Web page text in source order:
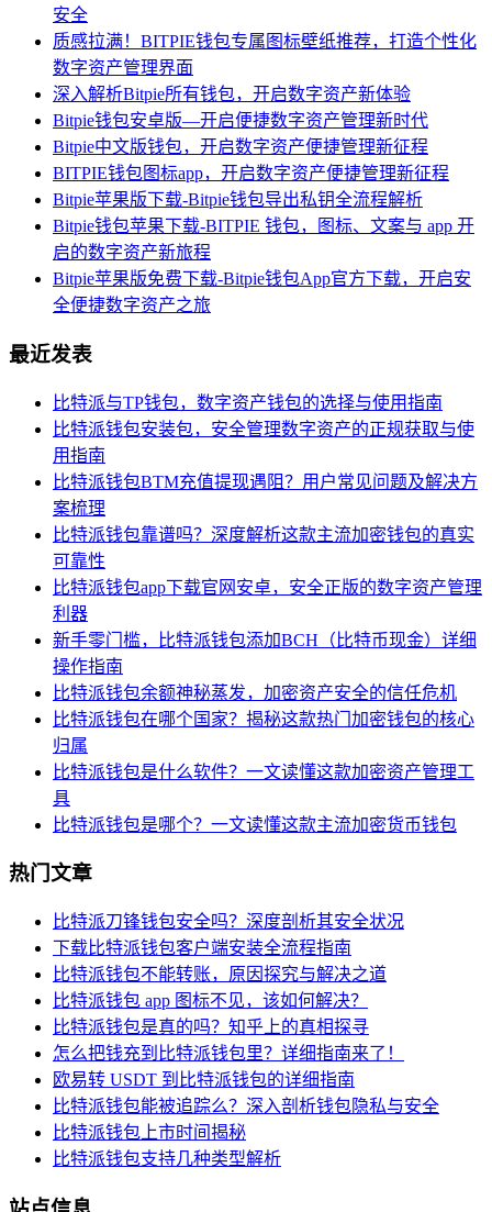
安全
质感拉满！BITPIE钱包专属图标壁纸推荐，打造个性化
数字资产管理界面
深入解析Bitpie所有钱包，开启数字资产新体验
Bitpie钱包安卓版—开启便捷数字资产管理新时代
Bitpie中文版钱包，开启数字资产便捷管理新征程
BITPIE钱包图标app，开启数字资产便捷管理新征程
Bitpie苹果版下载-Bitpie钱包导出私钥全流程解析
Bitpie钱包苹果下载-BITPIE 钱包，图标、文案与 app 开
启的数字资产新旅程
Bitpie苹果版免费下载-Bitpie钱包App官方下载，开启安
全便捷数字资产之旅
最近发表
比特派与TP钱包，数字资产钱包的选择与使用指南
比特派钱包安装包，安全管理数字资产的正规获取与使
用指南
比特派钱包BTM充值提现遇阻？用户常见问题及解决方
案梳理
比特派钱包靠谱吗？深度解析这款主流加密钱包的真实
可靠性
比特派钱包app下载官网安卓，安全正版的数字资产管理
利器
新手零门槛，比特派钱包添加BCH（比特币现金）详细
操作指南
比特派钱包余额神秘蒸发，加密资产安全的信任危机
比特派钱包在哪个国家？揭秘这款热门加密钱包的核心
归属
比特派钱包是什么软件？一文读懂这款加密资产管理工
具
比特派钱包是哪个？一文读懂这款主流加密货币钱包
热门文章
比特派刀锋钱包安全吗？深度剖析其安全状况
下载比特派钱包客户端安装全流程指南
比特派钱包不能转账，原因探究与解决之道
比特派钱包 app 图标不见，该如何解决？
比特派钱包是真的吗？知乎上的真相探寻
怎么把钱充到比特派钱包里？详细指南来了！
欧易转 USDT 到比特派钱包的详细指南
比特派钱包能被追踪么？深入剖析钱包隐私与安全
比特派钱包上市时间揭秘
比特派钱包支持几种类型解析